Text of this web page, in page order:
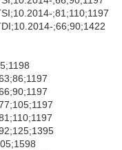
;81;110;1197
;66;90;1422